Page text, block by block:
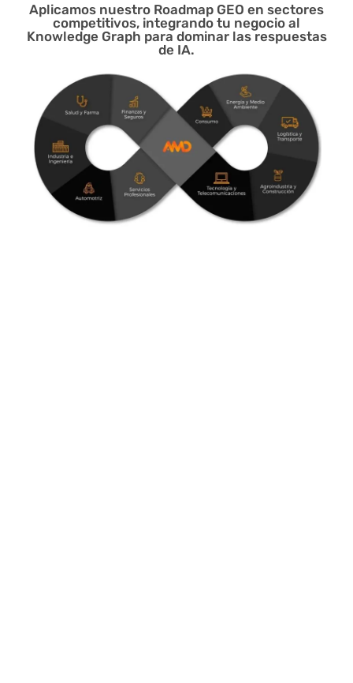
Aplicamos nuestro Roadmap GEO en sectores
competitivos, integrando tu negocio al
Knowledge Graph para dominar las respuestas
de IA.